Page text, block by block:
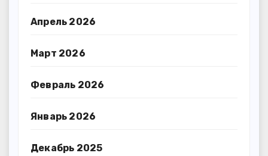
Апрель 2026
Март 2026
Февраль 2026
Январь 2026
Декабрь 2025